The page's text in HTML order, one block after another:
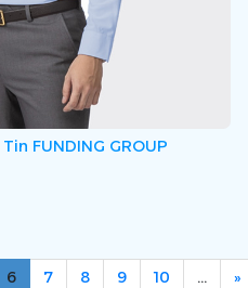
FUNDING GROUP
6 7 8 9 10 … »